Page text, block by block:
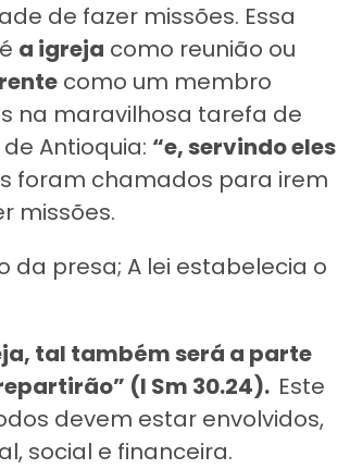
de fazer missões. Essa
a igreja como reunião ou
como um membro
na maravilhosa tarefa de
Antioquia: “e, servindo eles
foram chamados para irem
missões.
da presa; A lei estabelecia o
tal também será a parte
(I Sm 30.24). Este
devem estar envolvidos,
social e financeira.